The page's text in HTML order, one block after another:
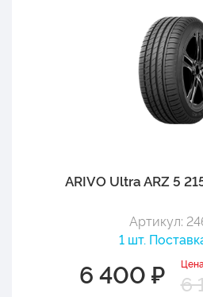
ARIVO Ultra ARZ 5
Артикул:
1 шт.
6 400 ₽ 6